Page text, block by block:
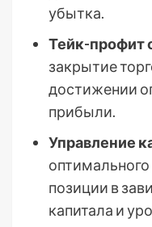
убытка.
Тейк-профит
закрытие
достижении
прибыли.
Управление
позиции в
капитала и